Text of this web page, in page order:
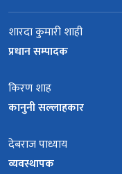
शारदा कुमारी शाही
प्रधान सम्पादक
किरण शाह
कानुनी सल्लाहकार
देबराज पाध्याय
व्यवस्थापक